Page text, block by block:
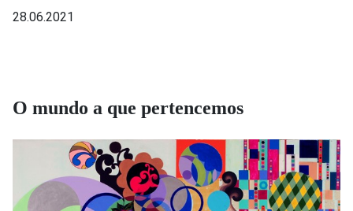
28.06.2021
O mundo a que pertencemos